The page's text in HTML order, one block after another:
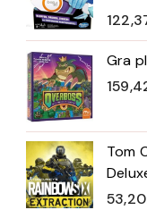
Gra
Tom
53,20